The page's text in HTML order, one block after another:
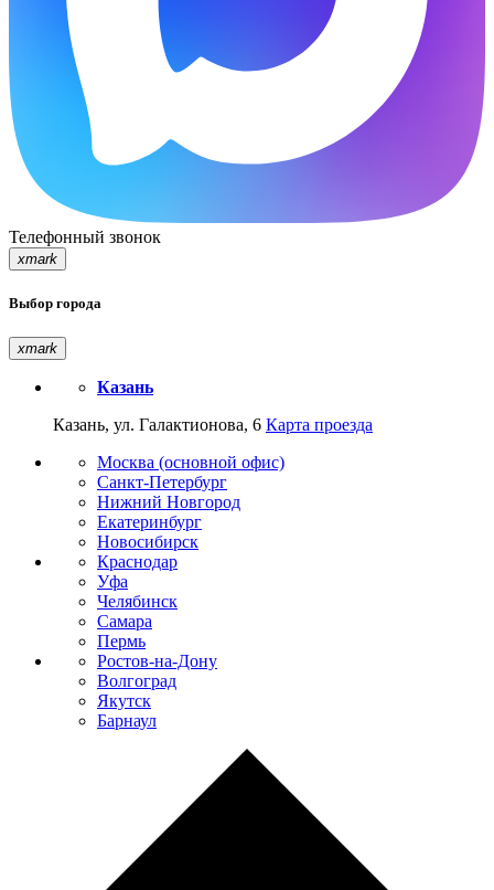
Телефонный звонок
xmark
Выбор города
xmark
Казань
Казань, ул. Галактионова, 6 Карта проезда
Москва (основной офис)
Санкт-Петербург
Нижний Новгород
Екатеринбург
Новосибирск
Краснодар
Уфа
Челябинск
Самара
Пермь
Ростов-на-Дону
Волгоград
Якутск
Барнаул